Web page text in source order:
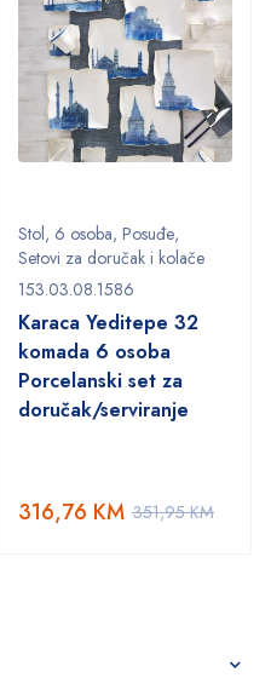
Stol, 6 osoba, Posuđe,
Setovi za doručak i kolače
153.03.08.1586
Karaca Yeditepe 32
komada 6 osoba
Porcelanski set za
doručak/serviranje
351,95KM
316,76 KM